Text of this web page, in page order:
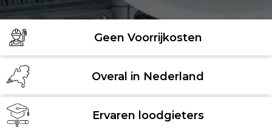
Geen Voorrijkosten
Overal in Nederland
Ervaren loodgieters